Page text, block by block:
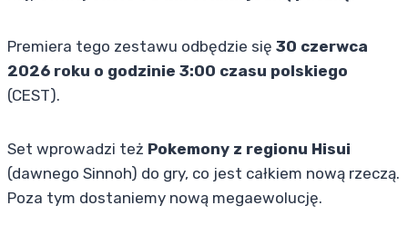
Premiera tego zestawu odbędzie się 30 czerwca
2026 roku o godzinie 3:00 czasu polskiego
(CEST).
Set wprowadzi też Pokemony z regionu Hisui
(dawnego Sinnoh) do gry, co jest całkiem nową rzeczą.
Poza tym dostaniemy nową megaewolucję.